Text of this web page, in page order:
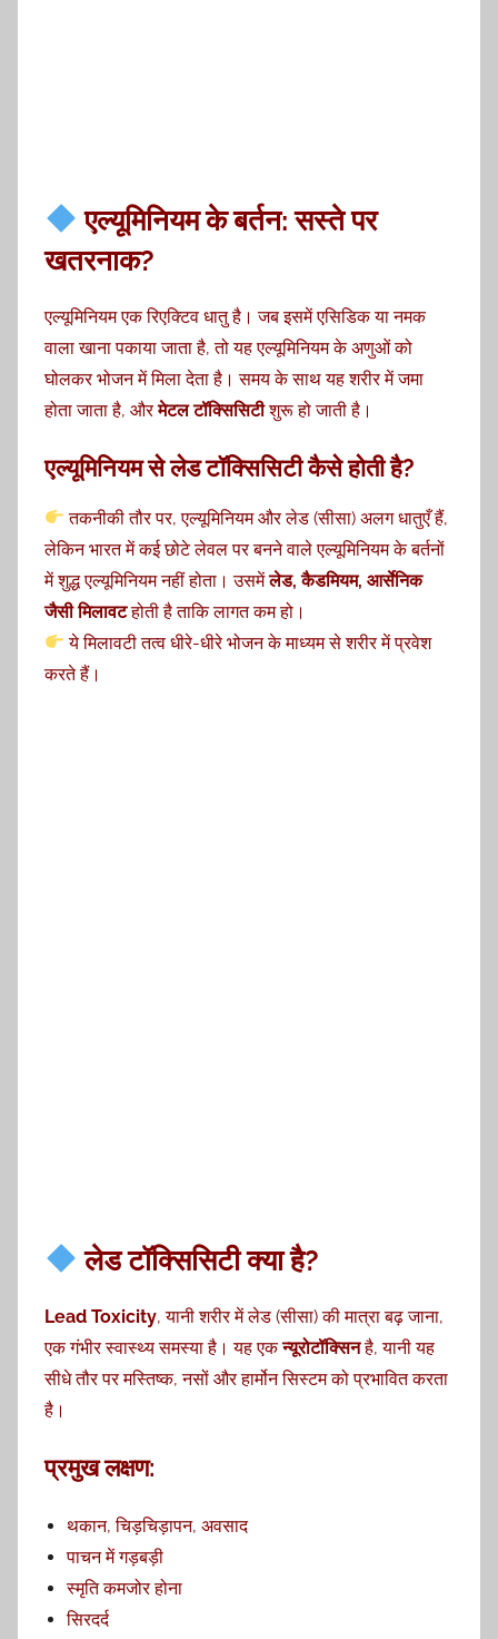
एल्यूमिनियम के बर्तन: सस्ते पर
खतरनाक?
एल्यूमिनियम एक रिएक्टिव धातु है। जब इसमें एसिडिक या नमक
वाला खाना पकाया जाता है, तो यह एल्यूमिनियम के अणुओं को
घोलकर भोजन में मिला देता है। समय के साथ यह शरीर में जमा
होता जाता है, औरमेटल टॉक्सिसिटीशुरू हो जाती है।
एल्यूमिनियम से लेड टॉक्सिसिटी कैसे होती है?
तकनीकी तौर पर, एल्यूमिनियम और लेड (सीसा) अलग धातुएँ हैं,
लेकिन भारत में कई छोटे लेवल पर बनने वाले एल्यूमिनियम के बर्तनों
में शुद्ध एल्यूमिनियम नहीं होता। उसमेंलेड, कैडमियम, आर्सेनिक
जैसी मिलावटहोती है ताकि लागत कम हो।
ये मिलावटी तत्व धीरे-धीरे भोजन के माध्यम से शरीर में प्रवेश
करते हैं।
लेड टॉक्सिसिटी क्या है?
Lead Toxicity, यानी शरीर में लेड (सीसा) की मात्रा बढ़ जाना,
एक गंभीर स्वास्थ्य समस्या है। यह एकन्यूरोटॉक्सिनहै, यानी यह
सीधे तौर पर मस्तिष्क, नसों और हार्मोन सिस्टम को प्रभावित करता
है।
प्रमुख लक्षण:
थकान, चिड़चिड़ापन, अवसाद
पाचन में गड़बड़ी
स्मृति कमजोर होना
सिरदर्द